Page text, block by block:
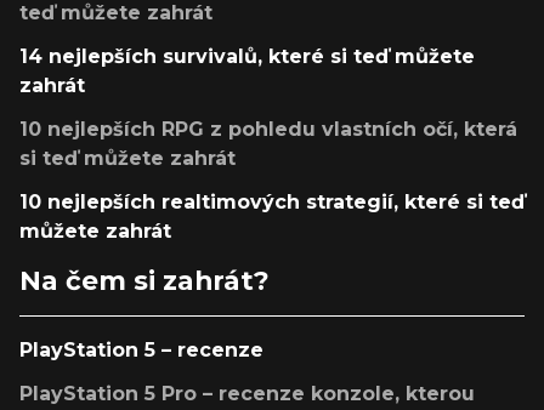
teď můžete zahrát
14 nejlepších survivalů, které si teď můžete
zahrát
10 nejlepších RPG z pohledu vlastních očí, která
si teď můžete zahrát
10 nejlepších realtimových strategií, které si teď
můžete zahrát
Na čem si zahrát?
PlayStation 5 – recenze
PlayStation 5 Pro – recenze konzole, kterou